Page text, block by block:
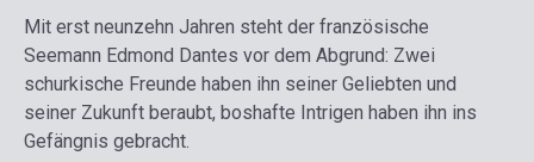
Mit erst neunzehn Jahren steht der französische
Seemann Edmond Dantes vor dem Abgrund: Zwei
schurkische Freunde haben ihn seiner Geliebten und
seiner Zukunft beraubt, boshafte Intrigen haben ihn ins
Gefängnis gebracht.